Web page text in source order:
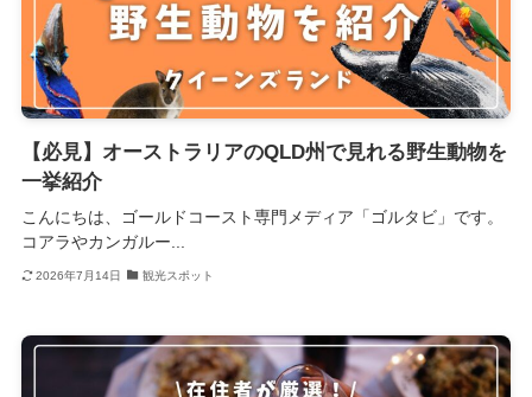
【必見】オーストラリアのQLD州で見れる野生動物を
一挙紹介
こんにちは、ゴールドコースト専門メディア「ゴルタビ」です。
コアラやカンガルー...
2026年7月14日 観光スポット